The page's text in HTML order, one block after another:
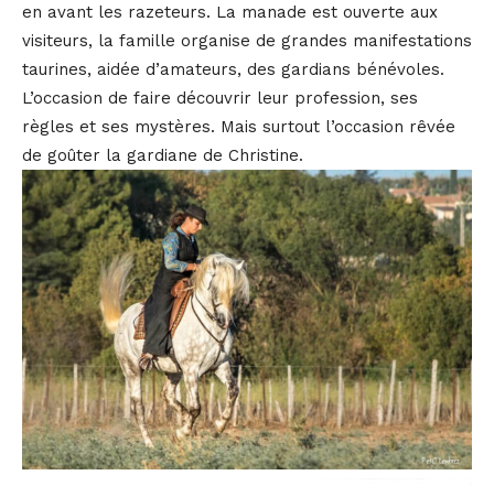
en avant les razeteurs. La manade est ouverte aux
visiteurs, la famille organise de grandes manifestations
taurines, aidée d’amateurs, des gardians bénévoles.
L’occasion de faire découvrir leur profession, ses
règles et ses mystères. Mais surtout l’occasion rêvée
de goûter la gardiane de Christine.